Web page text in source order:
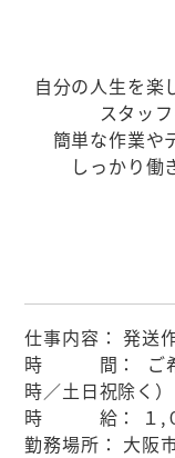
自分の人生を楽
スタッ
簡単な作業や
しっかり働
仕事内容： 発送
時 間： ご希望
時／土日祝除く）
時 給： １,０
勤務場所： 大阪